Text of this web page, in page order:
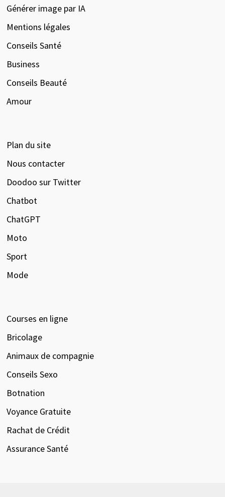
Générer image par IA
Mentions légales
Conseils Santé
Business
Conseils Beauté
Amour
Plan du site
Nous contacter
Doodoo sur Twitter
Chatbot
ChatGPT
Moto
Sport
Mode
Courses en ligne
Bricolage
Animaux de compagnie
Conseils Sexo
Botnation
Voyance Gratuite
Rachat de Crédit
Assurance Santé